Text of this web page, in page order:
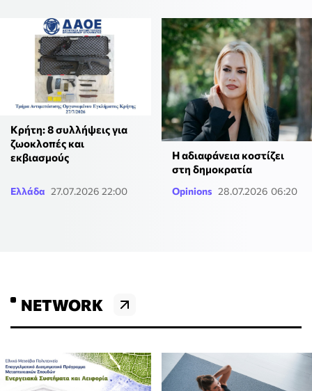
Κρήτη: 8 συλλήψεις για
ζωοκλοπές και
εκβιασμούς
Ελλάδα 27.07.2026 22:00
Η αδιαφάνεια κοστίζει
στη δημοκρατία
Opinions 28.07.2026 06:20
NETWORK